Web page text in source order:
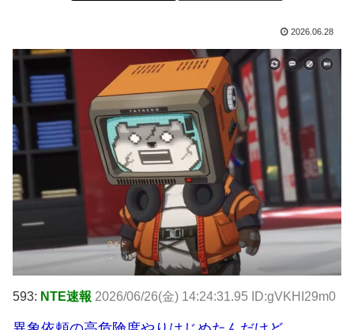
2026.06.28
593: NTE速報 2026/06/26(金) 14:24:31.95 ID:gVKHI29m0